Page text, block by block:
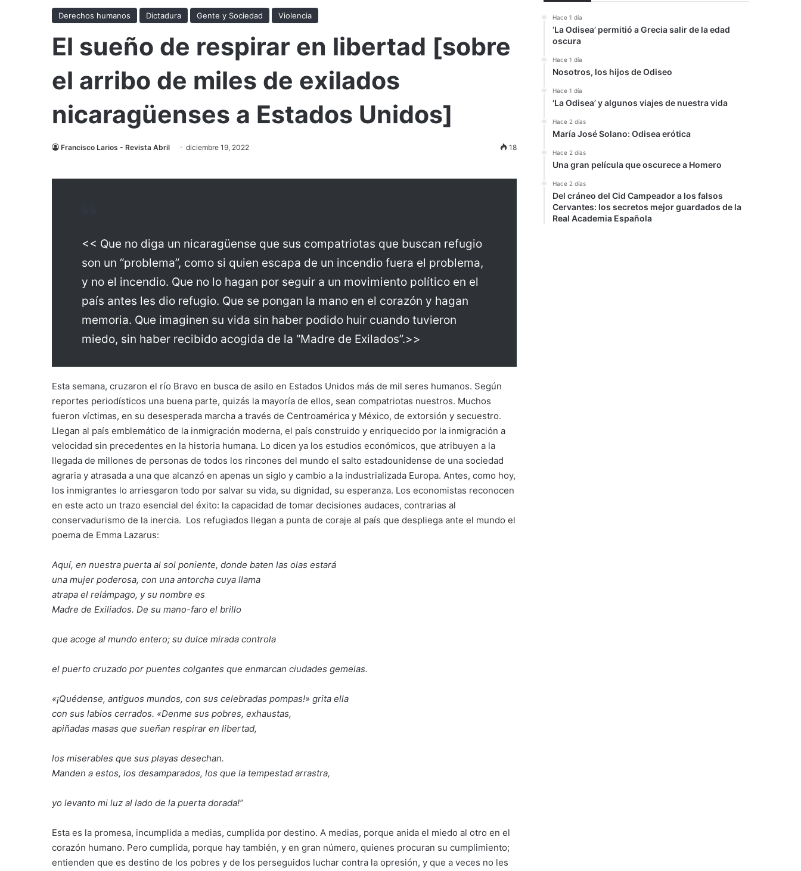
Derechos humanos Dictadura Gente y Sociedad Violencia
El sueño de respirar en libertad [sobre
el arribo de miles de exilados
nicaragüenses a Estados Unidos]
Francisco Larios - Revista Abril diciembre 19, 2022 18
<< Que no diga un nicaragüense que sus compatriotas que buscan refugio
son un “problema”, como si quien escapa de un incendio fuera el problema,
y no el incendio. Que no lo hagan por seguir a un movimiento político en el
país antes les dio refugio. Que se pongan la mano en el corazón y hagan
memoria. Que imaginen su vida sin haber podido huir cuando tuvieron
miedo, sin haber recibido acogida de la “Madre de Exilados”.>>
Esta semana, cruzaron el río Bravo en busca de asilo en Estados Unidos más de mil seres humanos. Según
reportes periodísticos una buena parte, quizás la mayoría de ellos, sean compatriotas nuestros. Muchos
fueron víctimas, en su desesperada marcha a través de Centroamérica y México, de extorsión y secuestro.
Llegan al país emblemático de la inmigración moderna, el país construido y enriquecido por la inmigración a
velocidad sin precedentes en la historia humana. Lo dicen ya los estudios económicos, que atribuyen a la
llegada de millones de personas de todos los rincones del mundo el salto estadounidense de una sociedad
agraria y atrasada a una que alcanzó en apenas un siglo y cambio a la industrializada Europa. Antes, como hoy,
los inmigrantes lo arriesgaron todo por salvar su vida, su dignidad, su esperanza. Los economistas reconocen
en este acto un trazo esencial del éxito: la capacidad de tomar decisiones audaces, contrarias al
conservadurismo de la inercia. Los refugiados llegan a punta de coraje al país que despliega ante el mundo el
poema de Emma Lazarus:
Aquí, en nuestra puerta al sol poniente, donde baten las olas estará
una mujer poderosa, con una antorcha cuya llama
atrapa el relámpago, y su nombre es
Madre de Exiliados. De su mano-faro el brillo
que acoge al mundo entero; su dulce mirada controla
el puerto cruzado por puentes colgantes que enmarcan ciudades gemelas.
«¡Quédense, antiguos mundos, con sus celebradas pompas!» grita ella
con sus labios cerrados. «Denme sus pobres, exhaustas,
apiñadas masas que sueñan respirar en libertad,
los miserables que sus playas desechan.
Manden a estos, los desamparados, los que la tempestad arrastra,
yo levanto mi luz al lado de la puerta dorada!”
Esta es la promesa, incumplida a medias, cumplida por destino. A medias, porque anida el miedo al otro en el
corazón humano. Pero cumplida, porque hay también, y en gran número, quienes procuran su cumplimiento;
entienden que es destino de los pobres y de los perseguidos luchar contra la opresión, y que a veces no les
Hace 1 día
‘La Odisea’ permitió a Grecia salir de la edad
oscura
Hace 1 día
Nosotros, los hijos de Odiseo
Hace 1 día
‘La Odisea’ y algunos viajes de nuestra vida
Hace 2 días
María José Solano: Odisea erótica
Hace 2 días
Una gran película que oscurece a Homero
Hace 2 días
Del cráneo del Cid Campeador a los falsos
Cervantes: los secretos mejor guardados de la
Real Academia Española